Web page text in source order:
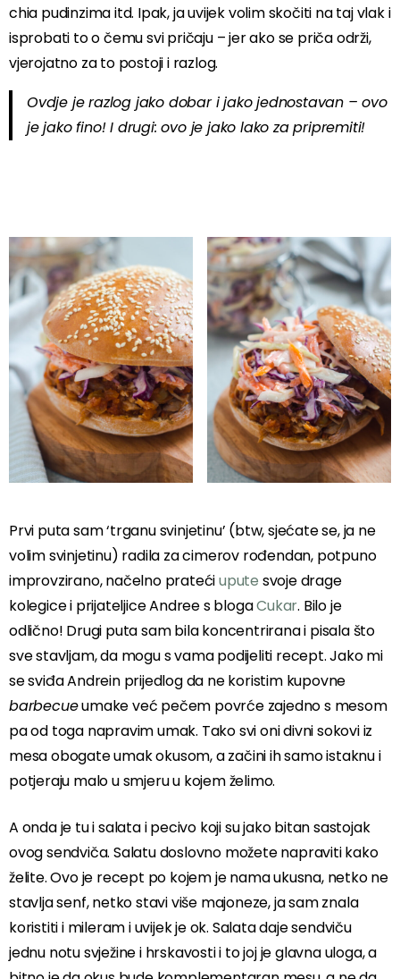
chia pudinzima itd. Ipak, ja uvijek volim skočiti na taj vlak i
isprobati to o čemu svi pričaju – jer ako se priča održi,
vjerojatno za to postoji i razlog.
Ovdje je razlog jako dobar i jako jednostavan – ovo
je jako fino! I drugi: ovo je jako lako za pripremiti!
Prvi puta sam ‘trganu svinjetinu’ (btw, sjećate se, ja ne
volim svinjetinu) radila za cimerov rođendan, potpuno
improvzirano, načelno pratećiupute svoje drage
kolegice i prijateljice Andree s blogaCukar. Bilo je
odlično! Drugi puta sam bila koncentrirana i pisala što
sve stavljam, da mogu s vama podijeliti recept. Jako mi
se sviđa Andrein prijedlog da ne koristim kupovne
barbecueumake već pečem povrće zajedno s mesom
pa od toga napravim umak. Tako svi oni divni sokovi iz
mesa obogate umak okusom, a začini ih samo istaknu i
potjeraju malo u smjeru u kojem želimo.
A onda je tu i salata i pecivo koji su jako bitan sastojak
ovog sendviča. Salatu doslovno možete napraviti kako
želite. Ovo je recept po kojem je nama ukusna, netko ne
stavlja senf, netko stavi više majoneze, ja sam znala
koristiti i mileram i uvijek je ok. Salata daje sendviču
jednu notu svježine i hrskavosti i to joj je glavna uloga, a